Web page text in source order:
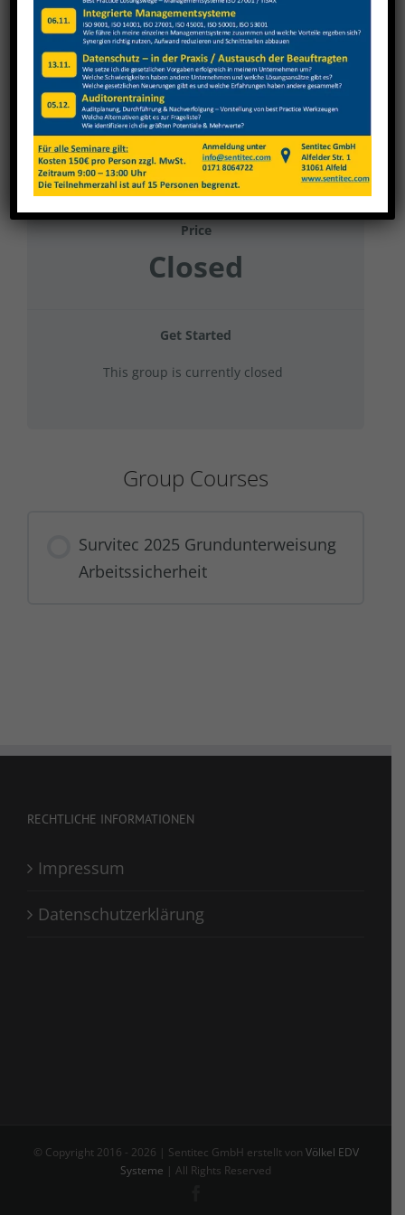
Survitec 2025 Grundunterweisung
Arbeitssicherheit
Current Status
NOT ENROLLED
Price
Closed
Get Started
This group is currently closed
Group Courses
Survitec 2025 Grundunterweisung
Arbeitssicherheit
RECHTLICHE INFORMATIONEN
Impressum
Datenschutzerklärung
© Copyright 2016 - 2026 | Sentitec GmbH erstellt von Völkel EDV
Systeme | All Rights Reserved